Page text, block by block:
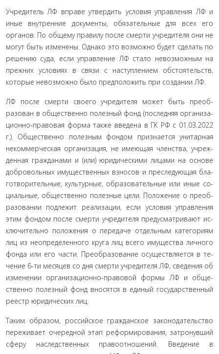
Учредитель ЛФ вправе утвердить условия управления ЛФ и
иные внутренние документы, обязательные для всех его
органов. По общему правилу после смерти учредителя они не
могут быть изменены. Однако это возможно будет сделать по
решению суда, если управление ЛФ стало невозможным на
прежних условиях в связи с наступлением обстоятельств,
которые невозможно было предположить при создании ЛФ.
ЛФ после смерти своего учредителя может быть преоб­
разован в общественно полезный фонд (последняя организа­
ционно-правовая форма также введена в ГК РФ с 01.03.2022
г.). Общественно полезным фондом признается унитарная
некоммерческая организация, не имеющая членства, учреж­
денная гражданами и (или) юридическими лицами на основе
добровольных имущественных взносов и преследующая бла­
готворительные, культурные, образовательные или иные со­
циальные, общественно полезные цели. Положение о преоб­
разовании подлежит реализации, если условия управления
этим фондом после смерти учредителя предусматривают ис­
ключительно положения о передаче отдельным категориям
лиц из неопределенного круга лиц всего имущества личного
фонда или его части. Преобразование осуществляется в те­
чение 6-ти месяцев со дня смерти учредителя ЛФ, сведения об
изменении организационно-правовой формы ЛФ и обще­
ственно полезный фонд вносятся в единый государственный
реестр юридических лиц.
Таким образом, российское гражданское законодатель­ство
переживает очередной этап реформирования, затро­нувший
сферу наследственных правоотношений. Введение в